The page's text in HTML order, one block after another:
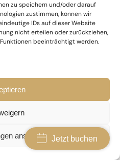
zu speichern und/oder darauf
zustimmen, können wir
IDs auf dieser Website
nicht erteilen oder zurückziehen,
beeinträchtigt werden.
ansehen Jetzt buchen